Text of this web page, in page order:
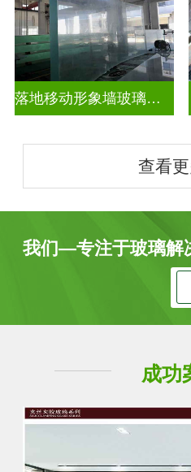
落地移动形象墙玻璃屏风隔断
查看
我们—专注于玻璃解
成功